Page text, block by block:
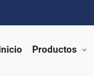
Productos